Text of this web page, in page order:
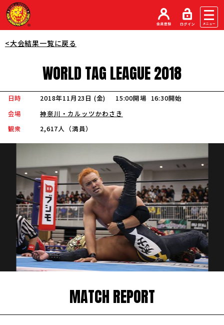
<大会結果一覧に戻る
WORLD TAG LEAGUE2018
日時 2018年11月23日 (金) 15:00開場 16:30開始
会場
神奈川・カルッツかわさき
観衆
2,617人（満員）
MATCH REPORT